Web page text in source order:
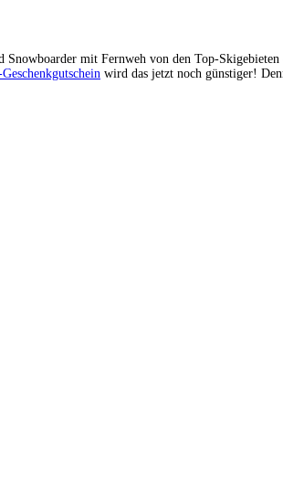
mit Fernweh von den Top-
wird das jetzt noch günstiger!